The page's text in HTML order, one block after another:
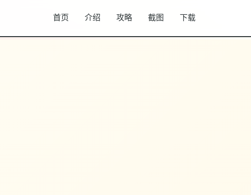
首页 介绍 攻略 截图 下载